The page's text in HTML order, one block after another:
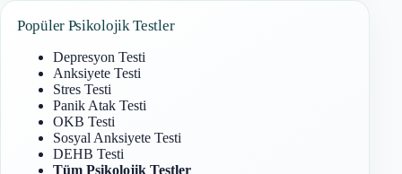
Popüler Psikolojik Testler
Depresyon Testi
Anksiyete Testi
Stres Testi
Panik Atak Testi
OKB Testi
Sosyal Anksiyete Testi
DEHB Testi
Tüm Psikolojik Testler